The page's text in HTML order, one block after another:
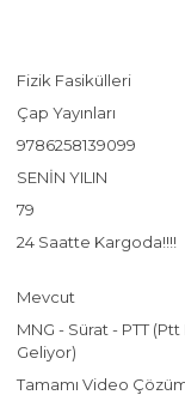
Fizik Fasikülleri
Çap Yayınları
9786258139099
SENİN YILIN
79
24 Saatte Kargoda!!!!
Mevcut
MNG - Sürat - PTT
Geliyor)
Tamamı Video